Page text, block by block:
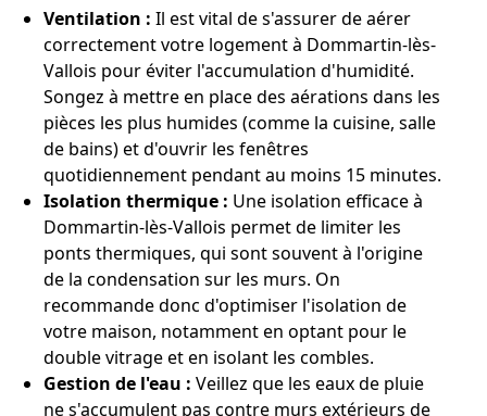
Ventilation : Il est vital de s'assurer de aérer
correctement votre logement à Dommartin-lès-
Vallois pour éviter l'accumulation d'humidité.
Songez à mettre en place des aérations dans les
pièces les plus humides (comme la cuisine, salle
de bains) et d'ouvrir les fenêtres
quotidiennement pendant au moins 15 minutes.
Isolation thermique : Une isolation efficace à
Dommartin-lès-Vallois permet de limiter les
ponts thermiques, qui sont souvent à l'origine
de la condensation sur les murs. On
recommande donc d'optimiser l'isolation de
votre maison, notamment en optant pour le
double vitrage et en isolant les combles.
Gestion de l'eau : Veillez que les eaux de pluie
ne s'accumulent pas contre murs extérieurs de